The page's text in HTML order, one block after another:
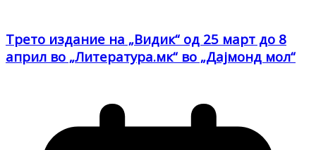
Трето издание на „Видик“ од 25 март до 8
април во „Литература.мк“ во „Дајмонд мол“